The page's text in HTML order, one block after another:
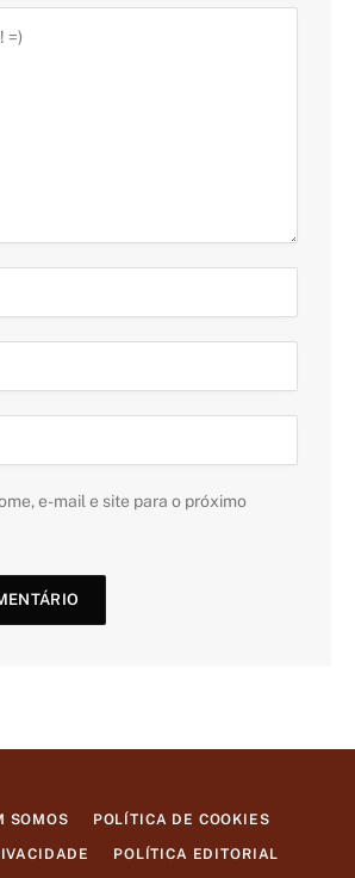
e-mail e site para o próximo
SOMOS POLÍTICA DE COOKIES
POLÍTICA EDITORIAL